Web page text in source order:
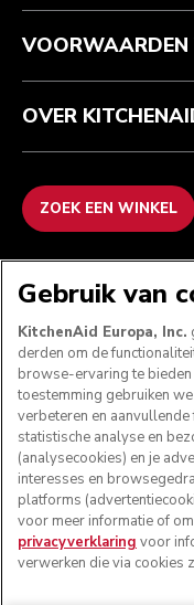
Veelgestelde vragen
ODR
OVER
ZOEK EEN WINKEL
Gebruik van
KitchenAid Europa, Inc.
derden om de
browse-ervaring te
toestemming gebruiken
verbeteren en
statistische analyse en
(analysecookies) en je
interesses en
platforms
voor meer informatie of
privacyverklaring voor
verwerken die via cookies